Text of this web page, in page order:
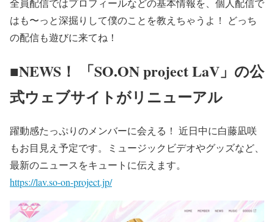
全員配信ではプロフィールなどの基本情報を、個人配信で
はも〜っと深掘りして僕のことを教えちゃうよ！ どっち
の配信も遊びに来てね！
■NEWS！ 「SO.ON project LaV」の公
式ウェブサイトがリニューアル
躍動感たっぷりのメンバーに会える！ 近日中に白藤凪咲
もお目見え予定です。ミュージックビデオやグッズなど、
最新のニュースをキュートに伝えます。
https://lav.so-on-project.jp/